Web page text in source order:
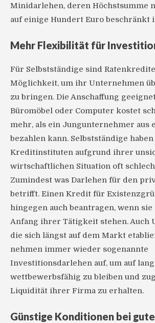
Minidarlehen, deren Höchstsumme
auf einige Hundert Euro beschränkt
Mehr Flexibilität für
Für Selbstständige sind
Möglichkeit, um ihr Unternehmen
zu bringen. Die Anschaffung
Büromöbel oder Computer kostet
mehr, als ein Jungunternehmer aus
bezahlen kann. Selbstständige
Kreditinstituten aufgrund ihrer
wirtschaftlichen Situation oft
Zumindest was Darlehen für den
betrifft. Einen Kredit für
hingegen auch beantragen, wenn sie
Anfang ihrer Tätigkeit stehen. Auch
die sich längst auf dem Markt
nehmen immer wieder sogenannte
Investitionsdarlehen auf, um auf
wettbewerbsfähig zu bleiben und
Liquidität ihrer Firma zu erhalten.
Günstige Konditionen bei